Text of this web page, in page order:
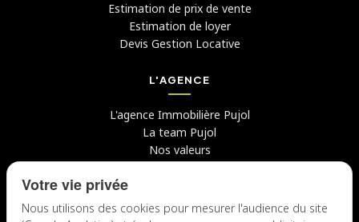
Estimation de prix de vente
Estimation de loyer
Devis Gestion Locative
L'AGENCE
L'agence Immobilière Pujol
La team Pujol
Nos valeurs
Candidater chez nous
Votre vie privée
Nous utilisons des cookies pour mesurer l'audience du site